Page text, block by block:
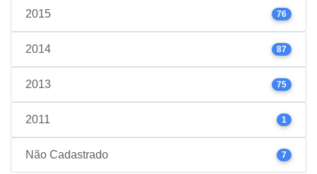
2015 76
2014 87
2013 75
2011 1
Não Cadastrado 7